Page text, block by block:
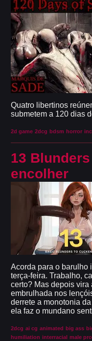
Quatro libertinos
submetem a 120 dias
2d game 2dcg bdsm horror
13
encolher
Acorda para o barulho
terça-feira. Trabalho,
certo? Mas depois
embrulhada nos
derrete a monotonia
ela faz o mundano
2dcg ai cg animated big ass
humiliation interracial male